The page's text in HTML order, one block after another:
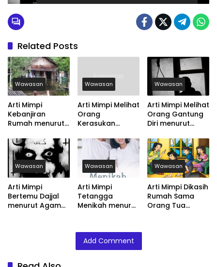
Related Posts
Wawasan
Arti Mimpi
Kebanjiran
Rumah menurut
dan Primbon
Jawa
Wawasan
Arti Mimpi Melihat
Orang
Kerasukan
Psikologi dan
Primbon Jawa
Wawasan
Arti Mimpi Melihat
Orang Gantung
Diri menurut
dan Primbon
Jawa
Wawasan
Arti Mimpi
Bertemu Dajjal
menurut Agama,
Wawasan
Arti Mimpi
Tetangga
Menikah menurut
Jawa
Wawasan
Arti Mimpi Dikasih
Rumah Sama
Orang Tua
Add Comment